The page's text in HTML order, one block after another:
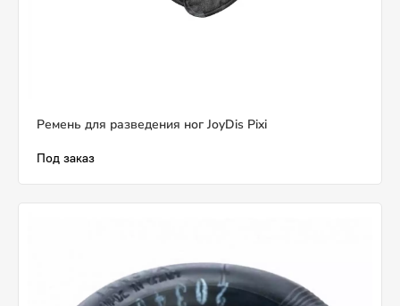
Ремень для разведения ног JoyDis Pixi
Под заказ